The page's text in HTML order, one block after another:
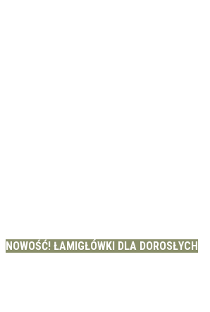
NOWOŚĆ! ŁAMIGŁÓWKI DLA DOROSŁYCH